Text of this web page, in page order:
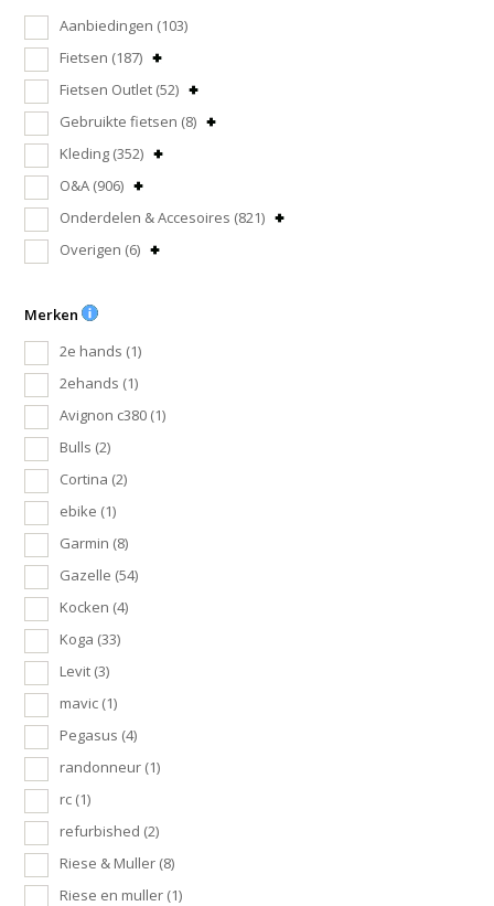
Aanbiedingen (103)
Fietsen (187)
Fietsen Outlet (52)
Gebruikte fietsen (8)
Kleding (352)
O&A (906)
Onderdelen & Accesoires (821)
Overigen (6)
Merken
2e hands (1)
2ehands (1)
Avignon c380 (1)
Bulls (2)
Cortina (2)
ebike (1)
Garmin (8)
Gazelle (54)
Kocken (4)
Koga (33)
Levit (3)
mavic (1)
Pegasus (4)
randonneur (1)
rc (1)
refurbished (2)
Riese & Muller (8)
Riese en muller (1)